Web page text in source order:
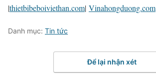
|thietbibeboiviethan.com| Vinahongduong.com
Danh mục: Tin tức
Để lại nhận xét